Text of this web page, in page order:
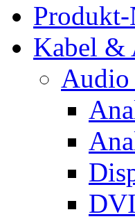
Produkt-
Kabel &
DVI